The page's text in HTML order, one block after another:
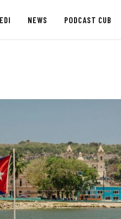
NEWS PODCAST CUB
HOME
CHI SIAMO
NEWS
TG CUB
INTERNAZIONALE
RASSEGNA STAMPA